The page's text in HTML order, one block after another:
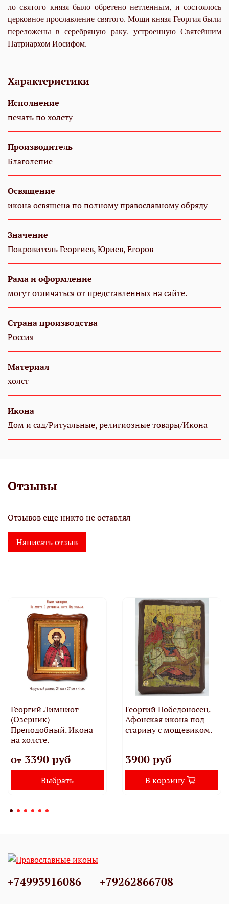
ло свя­то­го кня­зя бы­ло обретено нетлен­ным, и со­сто­я­лось
цер­ков­ное про­слав­ле­ние свя­то­го. Мо­щи кня­зя Ге­ор­гия были
пе­ре­ло­же­ны в се­реб­ря­ную ра­ку, устро­ен­ную Свя­тей­шим
Пат­ри­ар­хом Иоси­фом.
Характеристики
Исполнение
печать по холсту
Производитель
Благолепие
Освящение
икона освящена по полному православному обряду
Значение
Покровитель Георгиев, Юриев, Егоров
Рама и оформление
могут отличаться от представленных на сайте.
Страна производства
Россия
Материал
холст
Икона
Дом и сад/Ритуальные, религиозные товары/Икона
Отзывы
Отзывов еще никто не оставлял
Написать отзыв
Георгий Лимниот
(Озерник)
Преподобный. Икона
на холсте.
От3390 руб
Выбрать
Георгий Победоносец.
Афонская икона под
старину с мощевиком.
3900 руб
В корзину
+74993916086 +79262866708